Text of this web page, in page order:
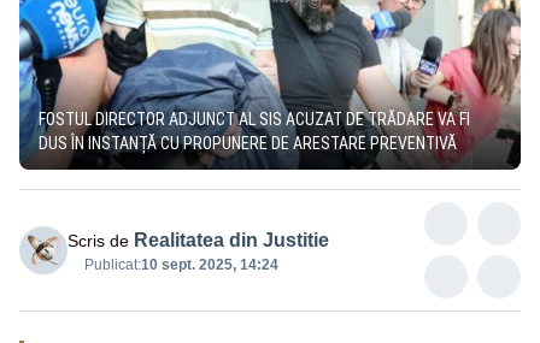
FOSTUL DIRECTOR ADJUNCT AL SIS ACUZAT DE TRĂDARE VA FI
DUS ÎN INSTANȚĂ CU PROPUNERE DE ARESTARE PREVENTIVĂ
Scris de Realitatea din Justitie
Publicat:10 sept. 2025, 14:24